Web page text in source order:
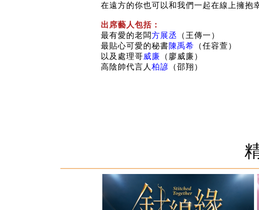
在遠方的你也可以和我們一起在線上擁抱
出席藝人包括：
最有愛的老闆方展丞 （ 王傳一 ）
最貼心可愛的秘書陳禹希 （任容萱）
以及處理哥威廉 （ 廖威廉）
高陰帥代言人 柏諺 （邵翔 ）